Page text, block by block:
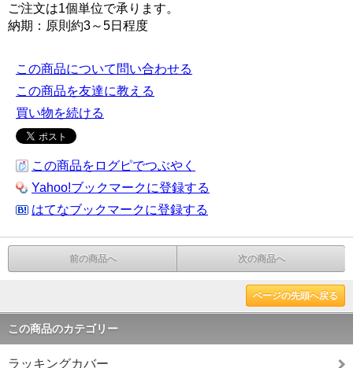
ご注文は1個単位で承ります。
納期：原則約3～5日程度
この商品について問い合わせる
この商品を友達に教える
買い物を続ける
この商品をログピでつぶやく
Yahoo!ブックマークに登録する
はてなブックマークに登録する
前の商品へ 次の商品へ
ページの先頭へ戻る
この商品のカテゴリー
ラッキングカバー